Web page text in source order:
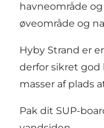
havneområde
øveområde og
Hyby Strand er
derfor sikret
masser af plads
Pak dit SUP-